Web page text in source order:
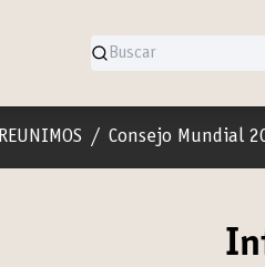
/ Consejo Mundial